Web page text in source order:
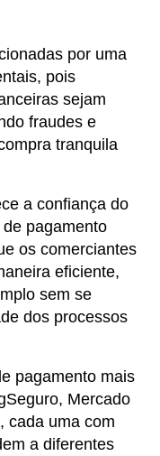
por uma
pois
sejam
fraudes e
tranquila
a confiança do
pagamento
os comerciantes
eficiente,
sem se
dos processos
pagamento mais
Mercado
cada uma com
a diferentes